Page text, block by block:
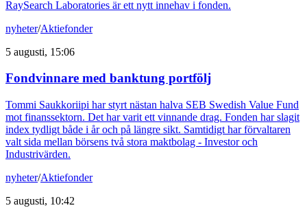
RaySearch Laboratories är ett nytt innehav i fonden.
nyheter/Aktiefonder
5 augusti, 15:06
Fondvinnare med banktung portfölj
Tommi Saukkoriipi har styrt nästan halva SEB Swedish Value Fund
mot finanssektorn. Det har varit ett vinnande drag. Fonden har slagit
index tydligt både i år och på längre sikt. Samtidigt har förvaltaren
valt sida mellan börsens två stora maktbolag - Investor och
Industrivärden.
nyheter/Aktiefonder
5 augusti, 10:42